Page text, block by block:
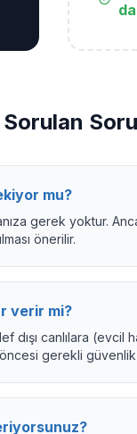
Sorulan
mu?
gerek yoktur.
önerilir.
verir mi?
dışı canlılara
öncesi gerekli